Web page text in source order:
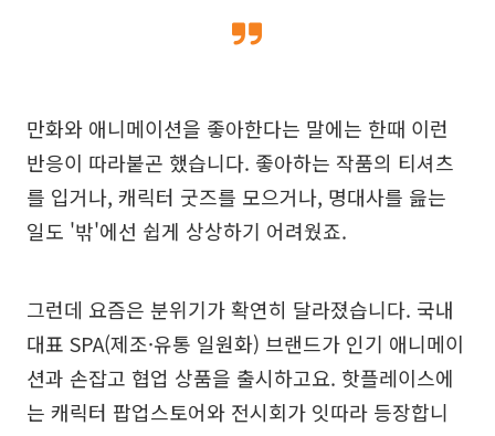
만화와 애니메이션을 좋아한다는 말에는 한때 이런
반응이 따라붙곤 했습니다. 좋아하는 작품의 티셔츠
를 입거나, 캐릭터 굿즈를 모으거나, 명대사를 읊는
일도 '밖'에선 쉽게 상상하기 어려웠죠.
그런데 요즘은 분위기가 확연히 달라졌습니다. 국내
대표 SPA(제조·유통 일원화) 브랜드가 인기 애니메이
션과 손잡고 협업 상품을 출시하고요. 핫플레이스에
는 캐릭터 팝업스토어와 전시회가 잇따라 등장합니